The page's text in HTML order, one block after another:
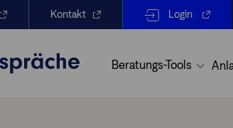
Kontakt Login
Beratungs-Tools